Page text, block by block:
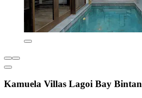
Kamuela Villas Lagoi Bay Bintan